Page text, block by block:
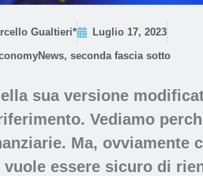
Gualtieri*
Luglio 17, 2023
, seconda fascia sotto
sua versione
Vediamo
Ma,
essere sicuro di